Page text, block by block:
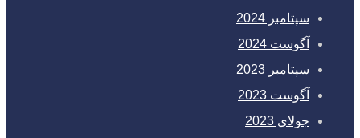
سپتامبر 2024
آگوست 2024
سپتامبر 2023
آگوست 2023
جولای 2023